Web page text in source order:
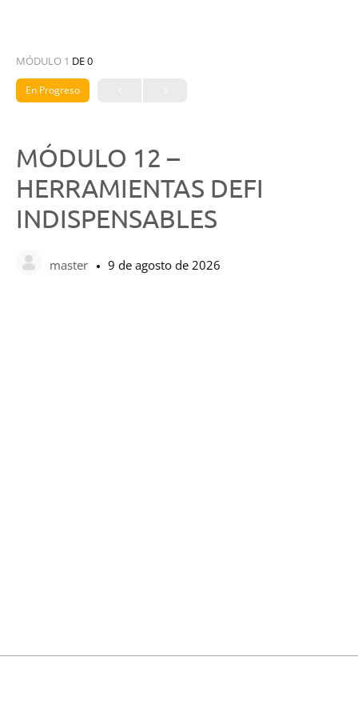
MÓDULO 1 DE 0
En Progreso
MÓDULO 12 –
HERRAMIENTAS DEFI
INDISPENSABLES
master 9 de agosto de 2026